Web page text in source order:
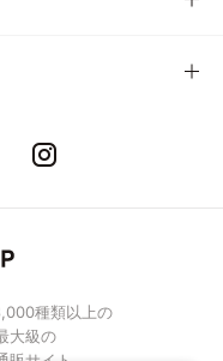
種類以上の
大級の